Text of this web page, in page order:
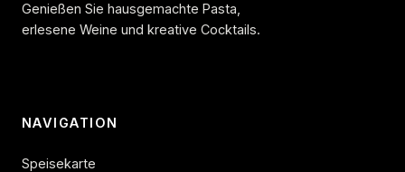
Genießen Sie hausgemachte Pasta,
erlesene Weine und kreative Cocktails.
NAVIGATION
Speisekarte